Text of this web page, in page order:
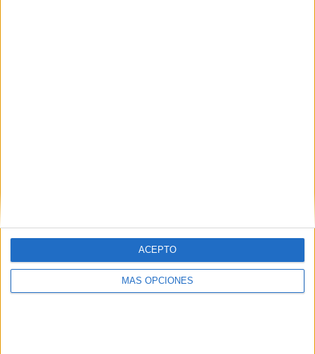
MÁS OPCIONES
ACEPTO